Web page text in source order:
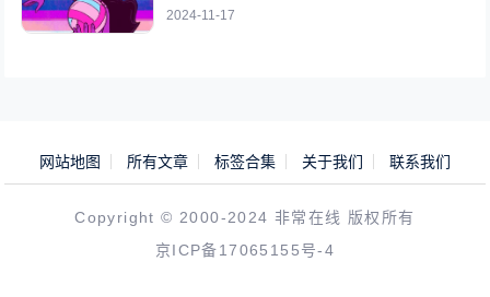
2024-11-17
网站地图 所有文章 标签合集 关于我们 联系我们
Copyright © 2000-2024 非常在线 版权所有
京ICP备17065155号-4